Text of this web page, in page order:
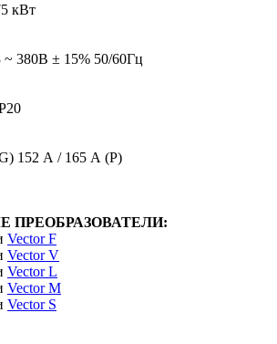
кВт
~ 380В ± 15% 50/60Гц
152 А / 165 А (P)
ПРЕОБРАЗОВАТЕЛИ:
Vector F
Vector V
Vector L
Vector M
Vector S